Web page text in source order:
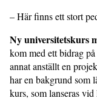
– Här finns ett stort
Ny universitetskurs
kom med ett bidrag
annat anställt en
har en bakgrund som
kurs, som lanseras